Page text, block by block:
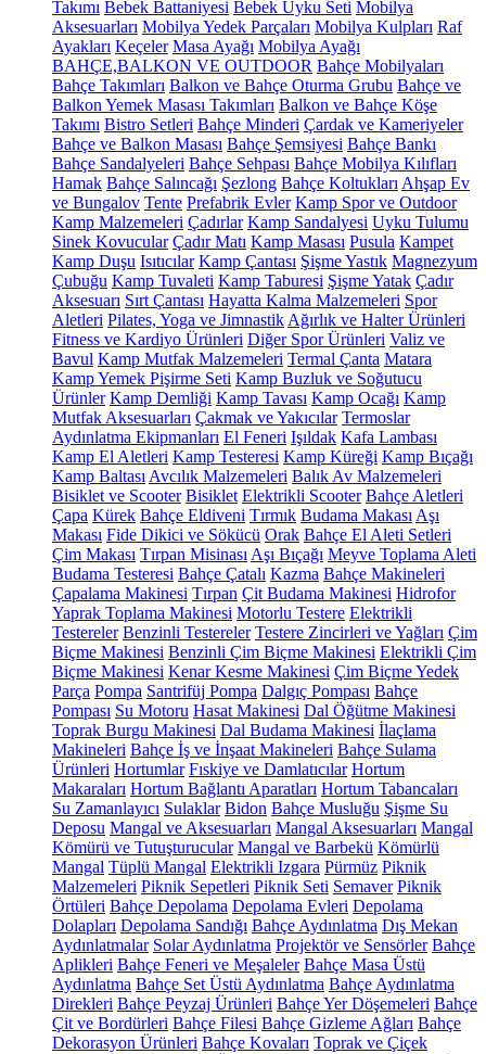
Takımı Bebek Battaniyesi Bebek Uyku Seti Mobilya
Aksesuarları Mobilya Yedek Parçaları Mobilya Kulpları Raf
Ayakları Keçeler Masa Ayağı Mobilya Ayağı
BAHÇE,BALKON VE OUTDOOR Bahçe Mobilyaları
Bahçe Takımları Balkon ve Bahçe Oturma Grubu Bahçe ve
Balkon Yemek Masası Takımları Balkon ve Bahçe Köşe
Takımı Bistro Setleri Bahçe Minderi Çardak ve Kameriyeler
Bahçe ve Balkon Masası Bahçe Şemsiyesi Bahçe Bankı
Bahçe Sandalyeleri Bahçe Sehpası Bahçe Mobilya Kılıfları
Hamak Bahçe Salıncağı Şezlong Bahçe Koltukları Ahşap Ev
ve Bungalov Tente Prefabrik Evler Kamp Spor ve Outdoor
Kamp Malzemeleri Çadırlar Kamp Sandalyesi Uyku Tulumu
Sinek Kovucular Çadır Matı Kamp Masası Pusula Kampet
Kamp Duşu Isıtıcılar Kamp Çantası Şişme Yastık Magnezyum
Çubuğu Kamp Tuvaleti Kamp Taburesi Şişme Yatak Çadır
Aksesuarı Sırt Çantası Hayatta Kalma Malzemeleri Spor
Aletleri Pilates, Yoga ve Jimnastik Ağırlık ve Halter Ürünleri
Fitness ve Kardiyo Ürünleri Diğer Spor Ürünleri Valiz ve
Bavul Kamp Mutfak Malzemeleri Termal Çanta Matara
Kamp Yemek Pişirme Seti Kamp Buzluk ve Soğutucu
Ürünler Kamp Demliği Kamp Tavası Kamp Ocağı Kamp
Mutfak Aksesuarları Çakmak ve Yakıcılar Termoslar
Aydınlatma Ekipmanları El Feneri Işıldak Kafa Lambası
Kamp El Aletleri Kamp Testeresi Kamp Küreği Kamp Bıçağı
Kamp Baltası Avcılık Malzemeleri Balık Av Malzemeleri
Bisiklet ve Scooter Bisiklet Elektrikli Scooter Bahçe Aletleri
Çapa Kürek Bahçe Eldiveni Tırmık Budama Makası Aşı
Makası Fide Dikici ve Sökücü Orak Bahçe El Aleti Setleri
Çim Makası Tırpan Misinası Aşı Bıçağı Meyve Toplama Aleti
Budama Testeresi Bahçe Çatalı Kazma Bahçe Makineleri
Çapalama Makinesi Tırpan Çit Budama Makinesi Hidrofor
Yaprak Toplama Makinesi Motorlu Testere Elektrikli
Testereler Benzinli Testereler Testere Zincirleri ve Yağları Çim
Biçme Makinesi Benzinli Çim Biçme Makinesi Elektrikli Çim
Biçme Makinesi Kenar Kesme Makinesi Çim Biçme Yedek
Parça Pompa Santrifüj Pompa Dalgıç Pompası Bahçe
Pompası Su Motoru Hasat Makinesi Dal Öğütme Makinesi
Toprak Burgu Makinesi Dal Budama Makinesi İlaçlama
Makineleri Bahçe İş ve İnşaat Makineleri Bahçe Sulama
Ürünleri Hortumlar Fıskiye ve Damlatıcılar Hortum
Makaraları Hortum Bağlantı Aparatları Hortum Tabancaları
Su Zamanlayıcı Sulaklar Bidon Bahçe Musluğu Şişme Su
Deposu Mangal ve Aksesuarları Mangal Aksesuarları Mangal
Kömürü ve Tutuşturucular Mangal ve Barbekü Kömürlü
Mangal Tüplü Mangal Elektrikli Izgara Pürmüz Piknik
Malzemeleri Piknik Sepetleri Piknik Seti Semaver Piknik
Örtüleri Bahçe Depolama Depolama Evleri Depolama
Dolapları Depolama Sandığı Bahçe Aydınlatma Dış Mekan
Aydınlatmalar Solar Aydınlatma Projektör ve Sensörler Bahçe
Aplikleri Bahçe Feneri ve Meşaleler Bahçe Masa Üstü
Aydınlatma Bahçe Set Üstü Aydınlatma Bahçe Aydınlatma
Direkleri Bahçe Peyzaj Ürünleri Bahçe Yer Döşemeleri Bahçe
Çit ve Bordürleri Bahçe Filesi Bahçe Gizleme Ağları Bahçe
Dekorasyon Ürünleri Bahçe Kovaları Toprak ve Çiçek